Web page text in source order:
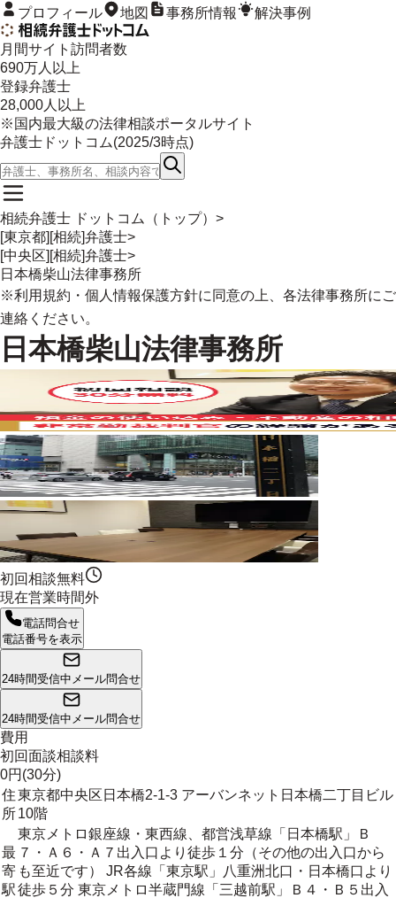
プロフィール 地図 事務所情報 解決事例
月間サイト訪問者数
690万人以上
登録弁護士
28,000人以上
※国内最大級の法律相談ポータルサイト
弁護士ドットコム(2025/3時点)
相続弁護士 ドットコム（トップ） >
[東京都][相続]弁護士>
[中央区][相続]弁護士>
日本橋柴山法律事務所
※利用規約 ・ 個人情報保護方針に同意の上、各法律事務所にご
連絡ください。
日本橋柴山法律事務所
初回相談無料
現在営業時間外
電話問合せ
電話番号を表示
24時間受信中 メール問合せ
24時間受信中 メール問合せ
費用
初回面談相談料
0円(30分)
住
所
東京都中央区日本橋2-1-3 アーバンネット日本橋二丁目ビル
10階
最
寄
駅
東京メトロ銀座線・東西線、都営浅草線「日本橋駅」Ｂ
７・Ａ６・Ａ７出入口より徒歩１分（その他の出入口から
も至近です） JR各線「東京駅」八重洲北口・日本橋口より
徒歩５分 東京メトロ半蔵門線「三越前駅」Ｂ４・Ｂ５出入